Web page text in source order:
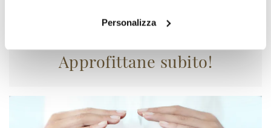
Personalizza
Approfittane subito!